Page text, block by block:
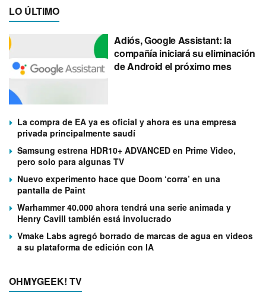
LO ÚLTIMO
Adiós, Google Assistant: la
compañía iniciará su eliminación
de Android el próximo mes
La compra de EA ya es oficial y ahora es una empresa
privada principalmente saudí
Samsung estrena HDR10+ ADVANCED en Prime Video,
pero solo para algunas TV
Nuevo experimento hace que Doom ‘corra’ en una
pantalla de Paint
Warhammer 40.000 ahora tendrá una serie animada y
Henry Cavill también está involucrado
Vmake Labs agregó borrado de marcas de agua en videos
a su plataforma de edición con IA
OHMYGEEK! TV